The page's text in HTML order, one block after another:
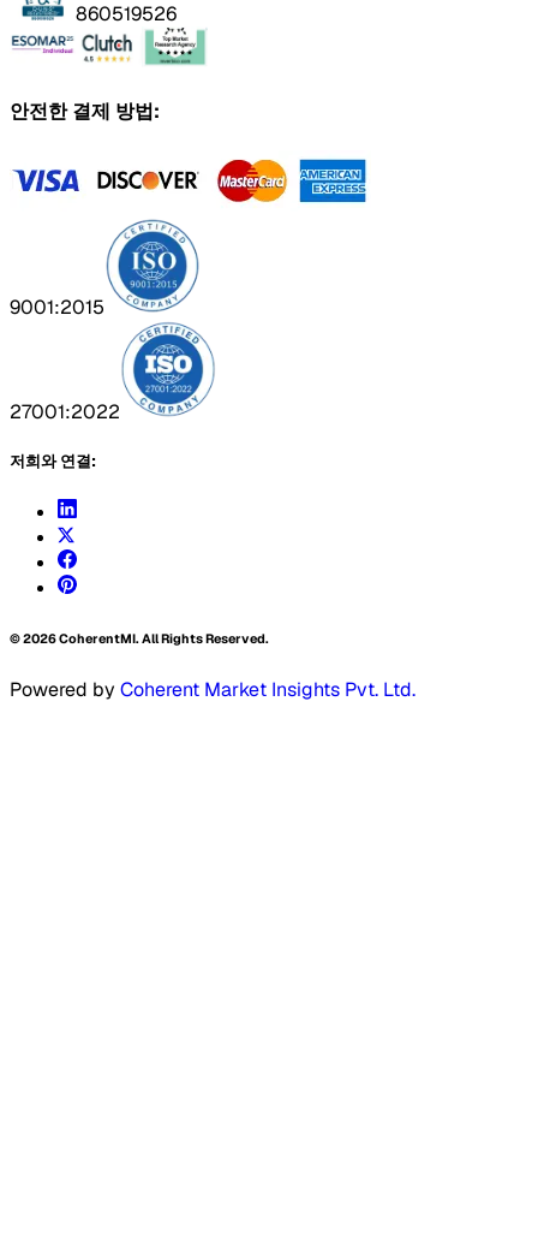
860519526
안전한 결제 방법:
9001:2015
27001:2022
저희와 연결:
©2026CoherentMI. All Rights Reserved.
Powered by Coherent Market Insights Pvt. Ltd.